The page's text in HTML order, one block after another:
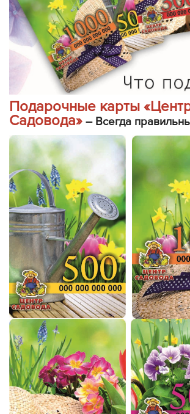
Подарочные карты
Садовода» – Всегда